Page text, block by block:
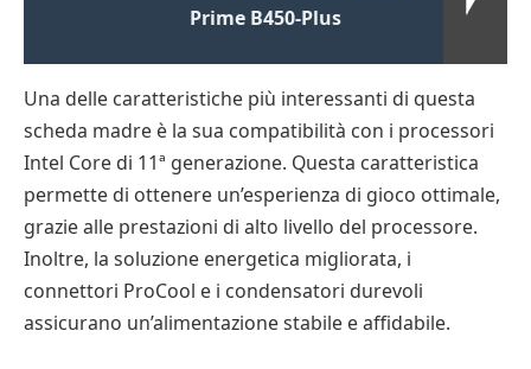
Prime B450-Plus
Una delle caratteristiche più interessanti di questa
scheda madre è la sua compatibilità con i processori
Intel Core di 11ª generazione. Questa caratteristica
permette di ottenere un’esperienza di gioco ottimale,
grazie alle prestazioni di alto livello del processore.
Inoltre, la soluzione energetica migliorata, i
connettori ProCool e i condensatori durevoli
assicurano un’alimentazione stabile e affidabile.